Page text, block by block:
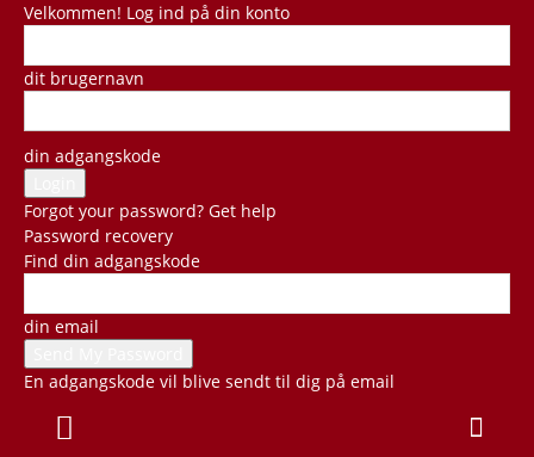
Velkommen! Log ind på din konto
dit brugernavn
din adgangskode
Forgot your password? Get help
Password recovery
Find din adgangskode
din email
En adgangskode vil blive sendt til dig på email